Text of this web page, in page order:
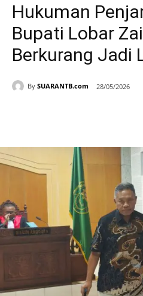
Hukuman
Bupati Lobar
Berkurang Jadi
By SUARANTB.com 28/05/2026